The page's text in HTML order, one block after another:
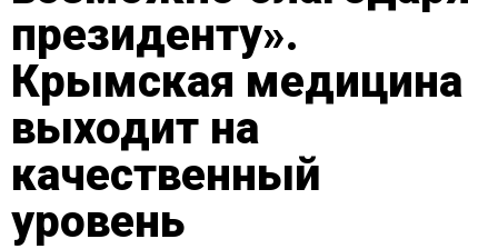
президенту».
Крымская медицина
выходит на
качественный
уровень